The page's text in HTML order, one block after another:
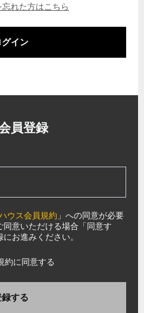
れた方はこちら
グイン
員登録
ウス会員規約 」への同意が必要
意いただける場合「同意す
お進みください。
約に同意する
する